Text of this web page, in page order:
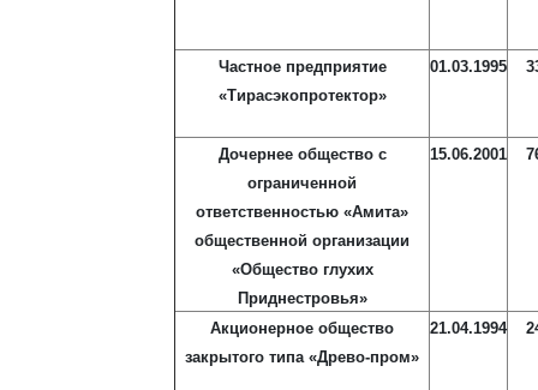
Частное предприятие
«Тирасэкопротектор»
01.03.1995
Дочернее общество с
ограниченной
ответственностью «Амита»
общественной организации
«Общество глухих
Приднестровья»
15.06.2001
Акционерное общество
закрытого типа «Древо-пром»
21.04.1994